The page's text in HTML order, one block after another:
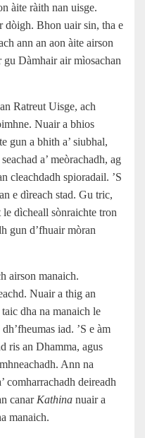
àite ràith nan uisge.
dòigh. Bhon uair sin, tha e
ann an aon àite airson
Dàmhair air mìosachan
Ratreut Uisge, ach
Nuair a bhios
gun a bhith a’ siubhal,
a’ meòrachadh, ag
cleachdadh spioradail. ’S
e dìreach stad. Gu tric,
le dìcheall sònraichte tron
gun d’fhuair mòran
airson manaich.
Nuair a thig an
dha na manaich le
iad. ’S e àm
ris an Dhamma, agus
Ann na
comharrachadh deireadh
canar Kathina nuair a
manaich.